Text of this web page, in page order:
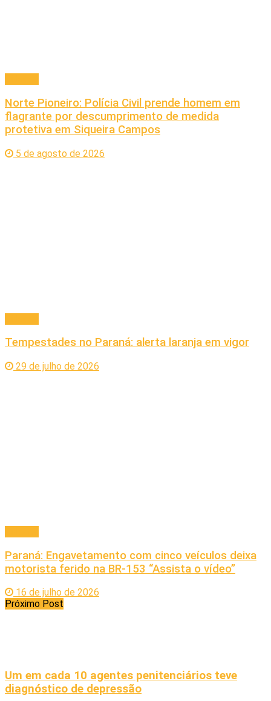
Norte Pioneiro: Polícia Civil prende homem em
flagrante por descumprimento de medida
protetiva em Siqueira Campos
5 de agosto de 2026
Tempestades no Paraná: alerta laranja em vigor
29 de julho de 2026
Paraná: Engavetamento com cinco veículos deixa
motorista ferido na BR-153 “Assista o vídeo”
16 de julho de 2026
Próximo Post
Um em cada 10 agentes penitenciários teve
diagnóstico de depressão